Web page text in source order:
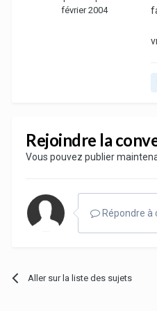
février 2004
Rejoindre la
Vous pouvez publier
Répondre à
Aller sur la liste des sujets